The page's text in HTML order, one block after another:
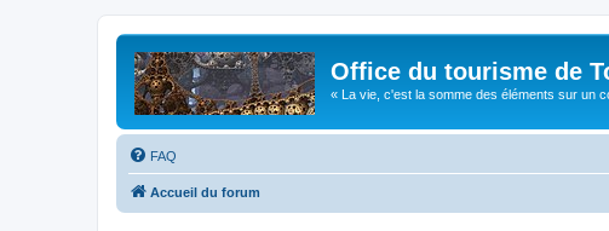
Office du tourisme de
« La vie, c'est la somme des éléments sur un
FAQ
Accueil du forum